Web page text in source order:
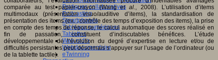
Pratiques collaboratives
Podcasting
Smartphones
Tableaux numériques
Tablettes
Web radio
Webdocumentaire
eTwinning
comparée au test papier-crayon (Wanget al., 2008). L’utilisation d’items
multimodaux (présentation visuo/auditive d’items), la standardisation de
présentation des items (ex. : contrôle des temps d’exposition des items), la prise
en compte des temps de réponse, le calcul automatique des scores réalisé en
fin de passation, constituent d’indiscutables bénéfices. L’étude
développementale de l’évolution du degré d’expertise en lecture et/ou de
difficultés persistantes peut désormais s’appuyer sur l’usage de l’ordinateur (ou
de la tablette tactile).